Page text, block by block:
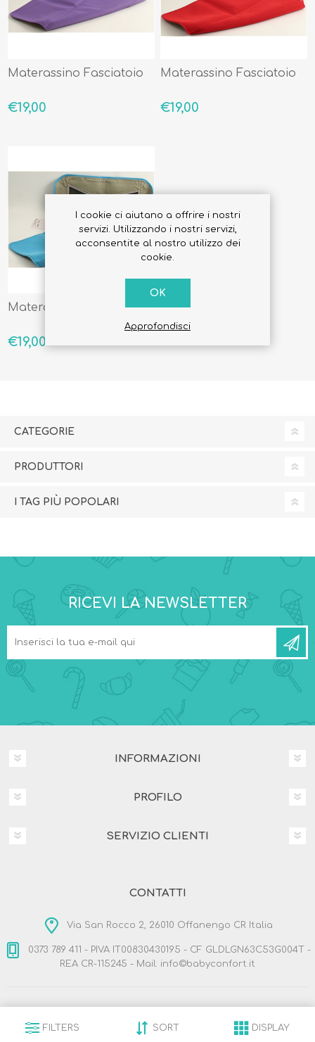
Materassino Fasciatoio
€19,00
Materassino Fasciatoio
€19,00
Materassino Fasciatoio
€19,00
CATEGORIE
PRODUTTORI
I TAG PIÙ POPOLARI
RICEVI LA NEWSLETTER
INFORMAZIONI
PROFILO
SERVIZIO CLIENTI
CONTATTI
Via San Rocco 2, 26010 Offanengo CR Italia
0373 789 411 - PIVA IT00830430195 - CF GLDLGN63C53G004T -
REA CR-115245 - Mail: info©babyconfort.it
Designed by
Nop-Templates.com
FILTERS SORT DISPLAY
I cookie ci aiutano a offrire i nostri
servizi. Utilizzando i nostri servizi,
acconsentite al nostro utilizzo dei
cookie.
OK
Approfondisci